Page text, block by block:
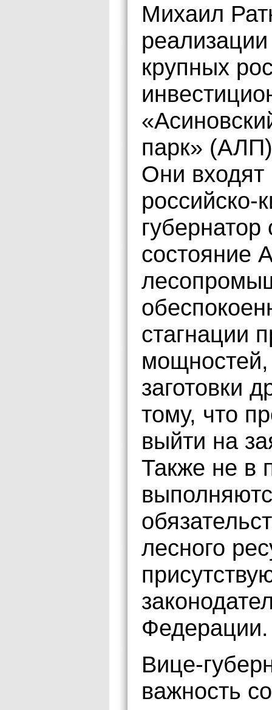
Михаил
крупных
парк»
Они входят
российско-
состояние
стагнации
заготовки
тому, что
выйти на
Также не в
лесного
Федерации.
Вице-
важность